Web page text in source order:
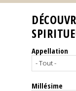
Nos
Spiritueux
Appellation
Millésime